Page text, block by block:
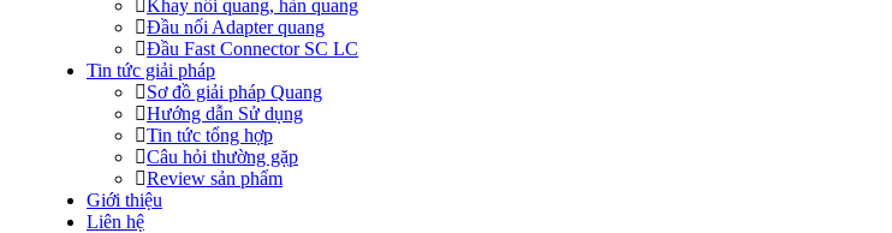
Khay nối quang, hàn quang
Đầu nối Adapter quang
Đầu Fast Connector SC LC
Tin tức giải pháp
Sơ đồ giải pháp Quang
Hướng dẫn Sử dụng
Tin tức tổng hợp
Câu hỏi thường gặp
Review sản phẩm
Giới thiệu
Liên hệ